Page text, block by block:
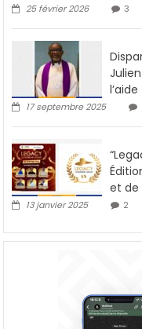
25 février 2026 3
l’aide
17 septembre 2025
et de
13 janvier 2025 2